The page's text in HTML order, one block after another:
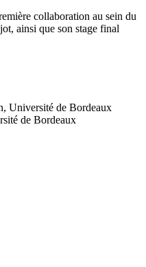
collaboration au sein du
ainsi que son stage final
Université de Bordeaux
de Bordeaux